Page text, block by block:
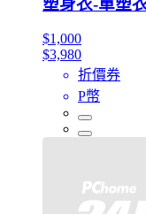
塑身衣-單塑
$1,000
$3,980
折價券
P幣